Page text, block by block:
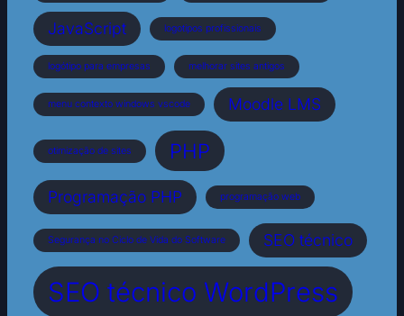
JavaScript logotipos profissionais
logótipo para empresas melhorar sites antigos
menu contexto windows vscode Moodle LMS
otimização de sites PHP
Programação PHP programação web
Segurança no Ciclo de Vida do Software SEO técnico
SEO técnico WordPress